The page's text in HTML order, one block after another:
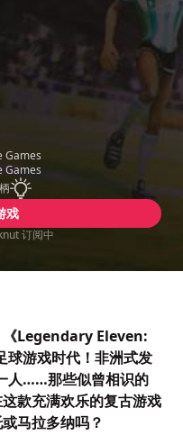
Games
Games
戏
订阅中
《Legendary Eleven:
游戏时代！非洲式发
人……那些似曾相识的
款充满欢乐的复古游戏
马拉多纳吗？